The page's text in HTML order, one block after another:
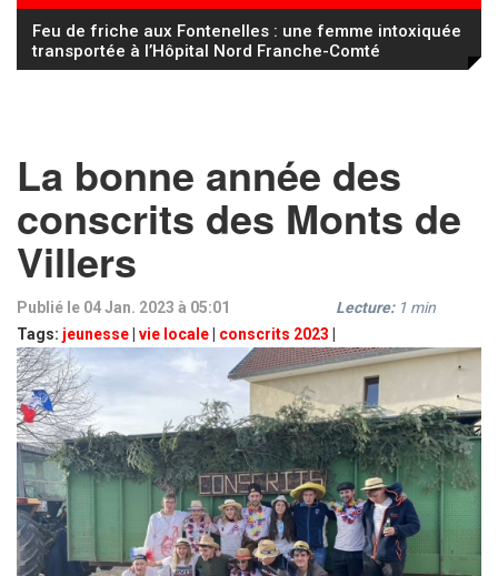
FC Sochaux Montbéliard : Vincent Hognon lucide
avant d’affronter un Saint‑Étienne « taillé pour la
La bonne année des
conscrits des Monts de
Villers
Publié le 04 Jan. 2023 à 05:01
Tags: jeunesse vie locale conscrits 2023
Lecture: 1 min